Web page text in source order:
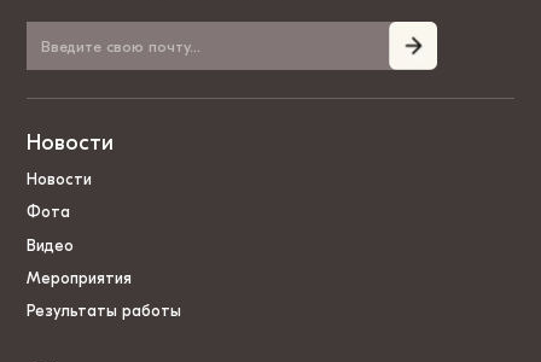
Новости
Новости
Фота
Видео
Мероприятия
Результаты работы